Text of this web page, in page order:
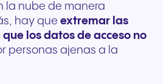
la nube de manera
hay que extremar las
los datos de acceso no
personas ajenas a la